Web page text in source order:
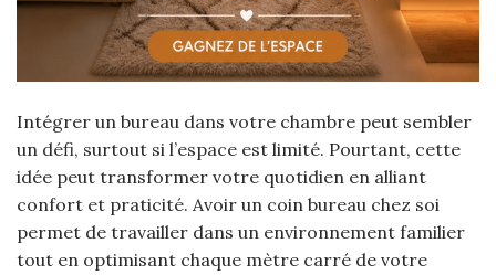
Intégrer un bureau dans votre chambre peut sembler
un défi, surtout si l’espace est limité. Pourtant, cette
idée peut transformer votre quotidien en alliant
confort et praticité. Avoir un coin bureau chez soi
permet de travailler dans un environnement familier
tout en optimisant chaque mètre carré de votre